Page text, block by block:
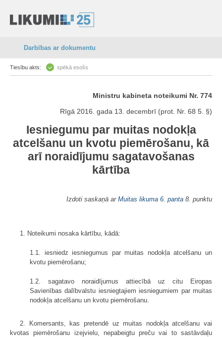
Darbības ar dokumentu
Tiesību akts: spēkā esošs
Ministru kabineta noteikumi Nr. 774
Rīgā 2016. gada 13. decembrī (prot. Nr. 68 5. §)
Iesniegumu par muitas nodokļa
atcelšanu un kvotu piemērošanu, kā
arī noraidījumu sagatavošanas
kārtība
Izdoti saskaņā ar Muitas likuma 6. panta 8. punktu
1. Noteikumi nosaka kārtību, kādā:
1.1. iesniedz iesniegumus par muitas nodokļa atcelšanu un
kvotu piemērošanu;
1.2. sagatavo noraidījumus attiecībā uz citu Eiropas
Savienības dalībvalstu iesniegtajiem iesniegumiem par muitas
nodokļa atcelšanu un kvotu piemērošanu.
2. Komersants, kas pretendē uz muitas nodokļa atcelšanu vai
kvotas piemērošanu izejvielu, nepabeigtu preču vai to sastāvdaļu